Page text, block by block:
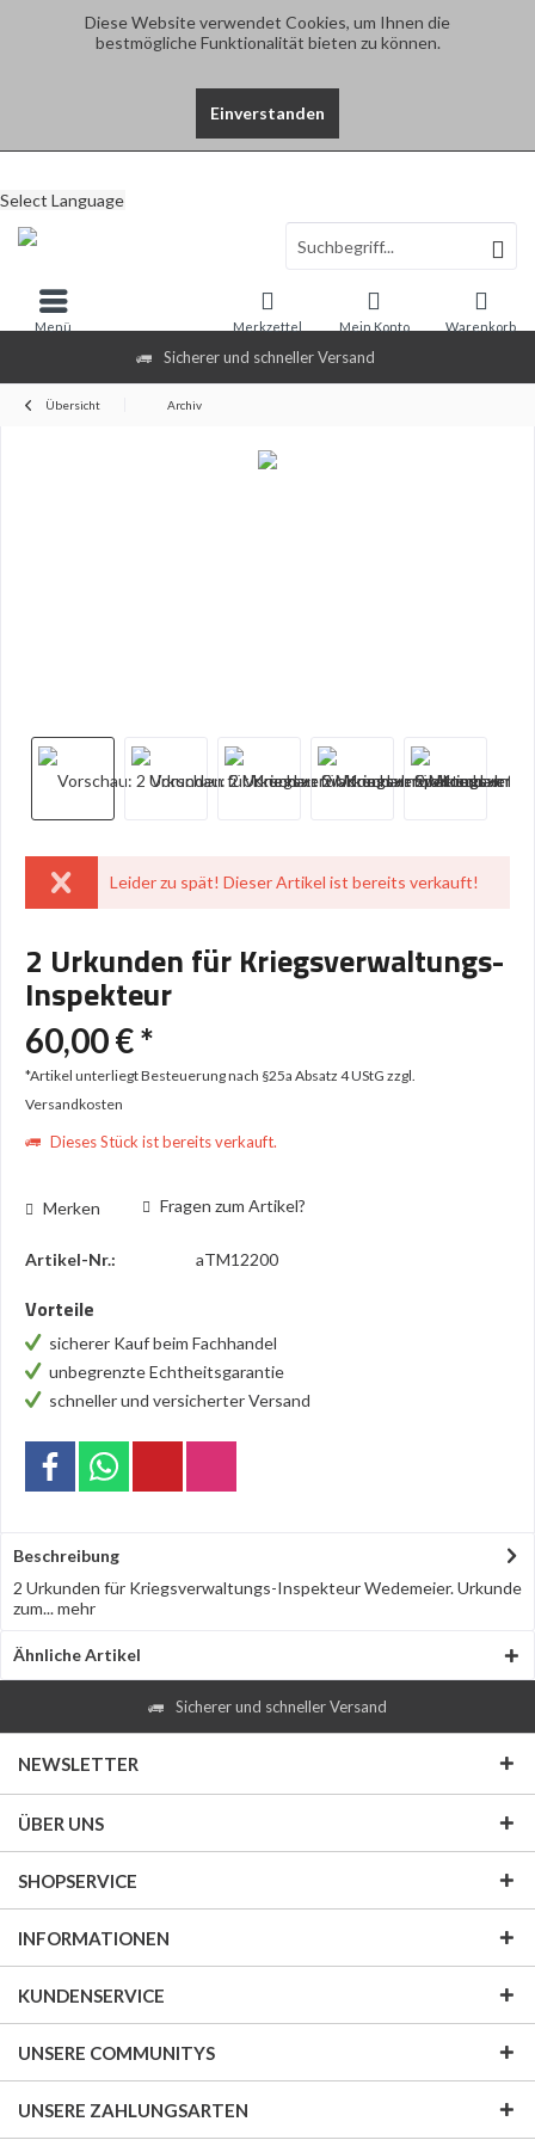
Diese Website verwendet Cookies, um Ihnen die
bestmögliche Funktionalität bieten zu können.
Einverstanden
Sicherer und schneller Versand
Select Language
Warenkorb
Merkzettel Mein Konto
Menü
Übersicht Archiv
Leider zu spät! Dieser Artikel ist bereits verkauft!
2 Urkunden für Kriegsverwaltungs-
Inspekteur
60,00 € *
*Artikel unterliegt Besteuerung nach §25a Absatz 4 UStG zzgl.
Versandkosten
Dieses Stück ist bereits verkauft.
Merken Fragen zum Artikel?
Artikel-Nr.: aTM12200
Vorteile
sicherer Kauf beim Fachhandel
unbegrenzte Echtheitsgarantie
schneller und versicherter Versand
Beschreibung
2 Urkunden für Kriegsverwaltungs-Inspekteur Wedemeier. Urkunde
zum...mehr
Ähnliche Artikel
Sicherer und schneller Versand
NEWSLETTER
ÜBER UNS
SHOPSERVICE
INFORMATIONEN
KUNDENSERVICE
UNSERE COMMUNITYS
UNSERE ZAHLUNGSARTEN